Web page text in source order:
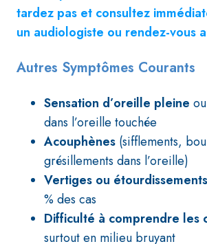
tardez pas et consultez
un audiologiste ou rendez-vous
Autres Symptômes Courants
Sensation d’oreille pleine
dans l’oreille touchée
Acouphènes (sifflements,
grésillements dans l’oreille)
Vertiges ou étourdissements
% des cas
Difficulté à comprendre les
surtout en milieu bruyant